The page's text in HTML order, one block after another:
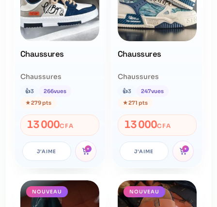
Chaussures
Chaussures
👍3 266vues
★279 pts
13 000CFA
J'AIME +
Chaussures
Chaussures
👍3 247vues
★271 pts
13 000CFA
J'AIME +
NOUVEAU NOUVEAU